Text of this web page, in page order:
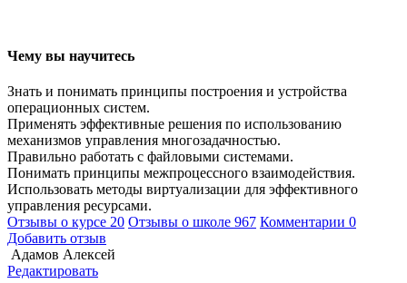
Чему вы научитесь
Знать и понимать принципы построения и устройства
операционных систем.
Применять эффективные решения по использованию
механизмов управления многозадачностью.
Правильно работать с файловыми системами.
Понимать принципы межпроцессного взаимодействия.
Использовать методы виртуализации для эффективного
управления ресурсами.
Отзывы о курсе 20 Отзывы о школе 967 Комментарии 0
Добавить отзыв
Адамов Алексей
Редактировать